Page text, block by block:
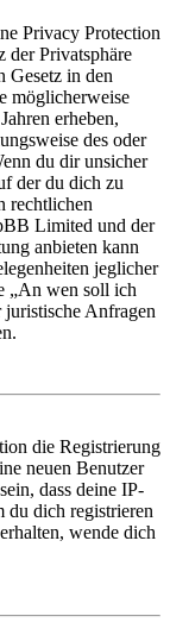
Privacy Protection
der Privatsphäre
Gesetz in den
möglicherweise
erheben,
des oder
du dir unsicher
der du dich zu
rechtlichen
Limited und der
anbieten kann
jeglicher
„An wen soll ich
Anfragen
die Registrierung
neuen Benutzer
dass deine IP-
du dich registrieren
wende dich